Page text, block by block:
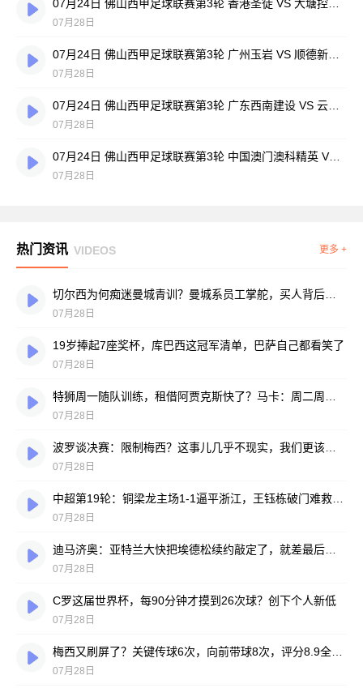
07月28日
07月28日
07月28日
07月24日 佛山西甲足球联赛第3轮 中国澳门澳科精英 VS 藝品高國際 全场录像
07月28日
热门资讯 VIDEOS 更多 +
07月28日
19岁捧起7座奖杯，库巴西这冠军清单，巴萨自己都看笑了
07月28日
07月28日
07月28日
07月28日
07月28日
C罗这届世界杯，每90分钟才摸到26次球？创下个人新低
07月28日
07月28日